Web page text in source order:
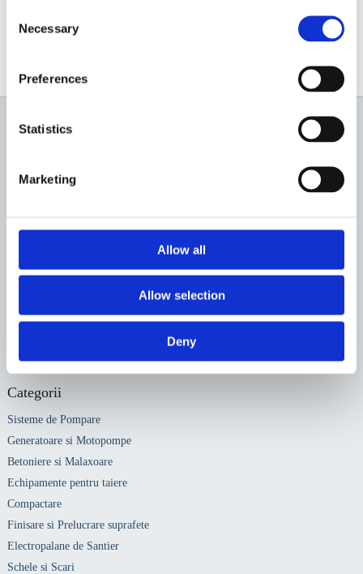
Selection
Necessary
Preferences
Statistics
Marketing
Allow all
Allow selection
Deny
Sunt de acord sa primesc newslettere
Categorii
Sisteme de Pompare
Generatoare si Motopompe
Betoniere si Malaxoare
Echipamente pentru taiere
Compactare
Finisare si Prelucrare suprafete
Electropalane de Santier
Schele si Scari